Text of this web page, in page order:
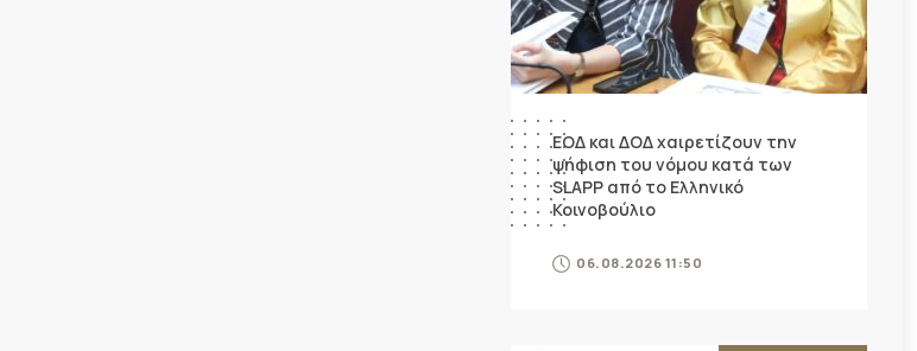
ΕΟΔ και ΔΟΔ χαιρετίζουν την
ψήφιση του νόμου κατά των
SLAPP από το Ελληνικό
Κοινοβούλιο
06.08.2026 11:50